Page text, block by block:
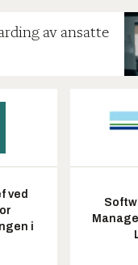
av ansatte
ved
i